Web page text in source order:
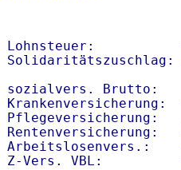
Lohnsteuer:
sozialvers. Brutto:
Pflegeversicherung:
Rentenversicherung:
Arbeitslosenvers.:
Z-Vers. VBL: